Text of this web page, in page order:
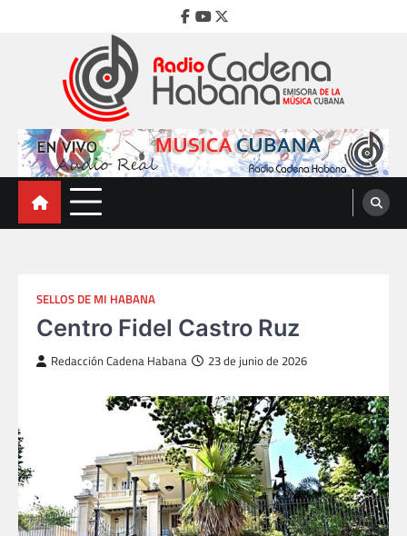
Facebook
Youtube
Twitter
Radio Cadena Habana
Emisora de la Música Cubana
SELLOS DE MI HABANA
Centro Fidel Castro Ruz
Redacción Cadena Habana 23 de junio de 2026